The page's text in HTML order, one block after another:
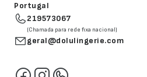
Portugal
219573067
(Chamada para rede fixa nacional)
geral@dolulingerie.com